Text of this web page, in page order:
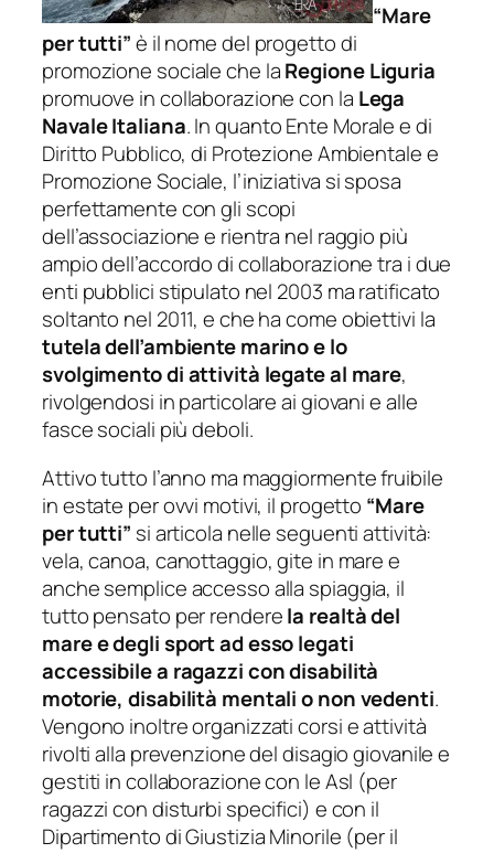
“Mare
per tutti”è il nome del progetto di
promozione sociale che laRegione Liguria
promuove in collaborazione con la Lega
Navale Italiana. In quanto Ente Morale e di
Diritto Pubblico, di Protezione Ambientale e
Promozione Sociale, l’iniziativa si sposa
perfettamente con gli scopi
dell’associazione e rientra nel raggio più
ampio dell’accordo di collaborazione tra i due
enti pubblici stipulato nel 2003 ma ratificato
soltanto nel 2011, e che ha come obiettivi la
tutela dell’ambiente marino e lo
svolgimento di attività legate al mare,
rivolgendosi in particolare ai giovani e alle
fasce sociali più deboli.
Attivo tutto l’anno ma maggiormente fruibile
in estate per ovvi motivi, il progetto “Mare
per tutti” si articola nelle seguenti attività:
vela, canoa, canottaggio, gite in mare e
anche semplice accesso alla spiaggia, il
tutto pensato per renderela realtà del
mare e degli sport ad esso legati
accessibile a ragazzi con disabilità
motorie, disabilità mentali o non vedenti.
Vengono inoltre organizzati corsi e attività
rivolti alla prevenzione del disagio giovanile e
gestiti in collaborazione con le Asl (per
ragazzi con disturbi specifici) e con il
Dipartimento di Giustizia Minorile (per il